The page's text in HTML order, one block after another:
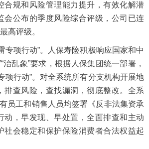
合规和风险管理能力提升，有效化解潜
会公布的季度风险综合评级，公司已连
高评级。
项行动”。人保寿险积极响应国家和中
治乱象”要求，根据人保集团统一部署，
项行动”。对全系统所有分支机构开展地
排查风险，查找漏洞，彻底整改。全系
员工和销售人员均签署《反非法集资承
动，早发现、早处置，全面排查和主动
社会稳定和保护保险消费者合法权益起